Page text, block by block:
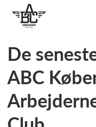
De
ABC